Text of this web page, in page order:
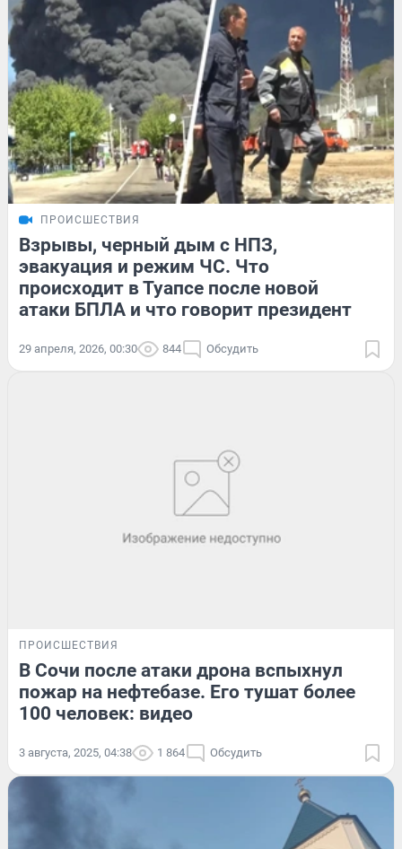
ПРОИСШЕСТВИЯ
Взрывы, черный дым с НПЗ,
эвакуация и режим ЧС. Что
происходит в Туапсе после новой
атаки БПЛА и что говорит президент
29 апреля, 2026, 00:30 844 Обсудить
ПРОИСШЕСТВИЯ
В Сочи после атаки дрона вспыхнул
пожар на нефтебазе. Его тушат более
100 человек: видео
3 августа, 2025, 04:38 1 864 Обсудить